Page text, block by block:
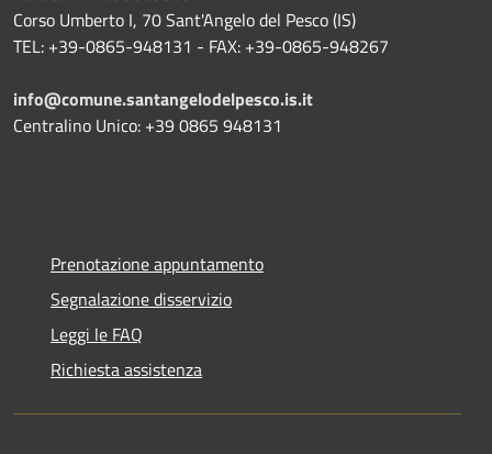
Corso Umberto I, 70 Sant'Angelo del Pesco (IS)
TEL: +39-0865-948131 - FAX: +39-0865-948267
info@comune.santangelodelpesco.is.it
Centralino Unico: +39 0865 948131
Prenotazione appuntamento
Segnalazione disservizio
Leggi le FAQ
Richiesta assistenza